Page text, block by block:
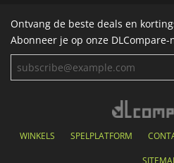
Ontvang de beste deals en
Abonneer je op onze
WINKELS SPELPLATFORM